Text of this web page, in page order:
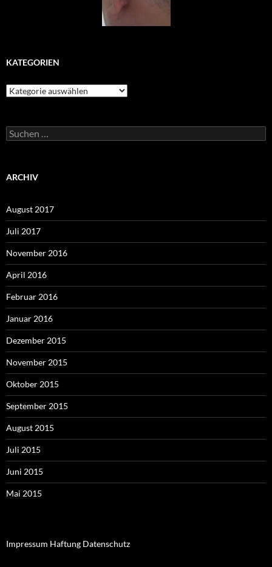
KATEGORIEN
Kategorien
Suchen
nach:
ARCHIV
August 2017
Juli 2017
November 2016
April 2016
Februar 2016
Januar 2016
Dezember 2015
November 2015
Oktober 2015
September 2015
August 2015
Juli 2015
Juni 2015
Mai 2015
Impressum Haftung Datenschutz